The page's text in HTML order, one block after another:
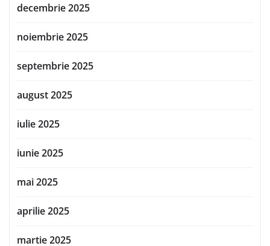
decembrie 2025
noiembrie 2025
septembrie 2025
august 2025
iulie 2025
iunie 2025
mai 2025
aprilie 2025
martie 2025